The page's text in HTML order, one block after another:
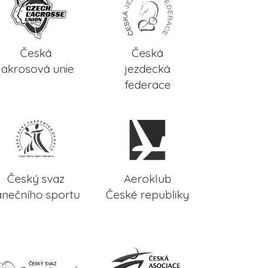
Česká
unie
Česká
jezdecká
federace
Český svaz
sportu
Aeroklub
České republiky